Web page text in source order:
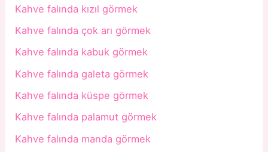
Kahve falında kızıl görmek
Kahve falında çok arı görmek
Kahve falında kabuk görmek
Kahve falında galeta görmek
Kahve falında küspe görmek
Kahve falında palamut görmek
Kahve falında manda görmek